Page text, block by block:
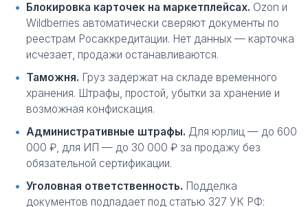
Блокировка карточек на маркетплейсах. Ozon и
Wildberries автоматически сверяют документы по
реестрам Росаккредитации. Нет данных — карточка
исчезает, продажи останавливаются.
Таможня. Груз задержат на складе временного
хранения. Штрафы, простой, убытки за хранение и
возможная конфискация.
Административные штрафы. Для юрлиц — до 600
000 ₽, для ИП — до 30 000 ₽ за продажу без
обязательной сертификации.
Уголовная ответственность. Подделка
документов подпадает под статью 327 УК РФ: